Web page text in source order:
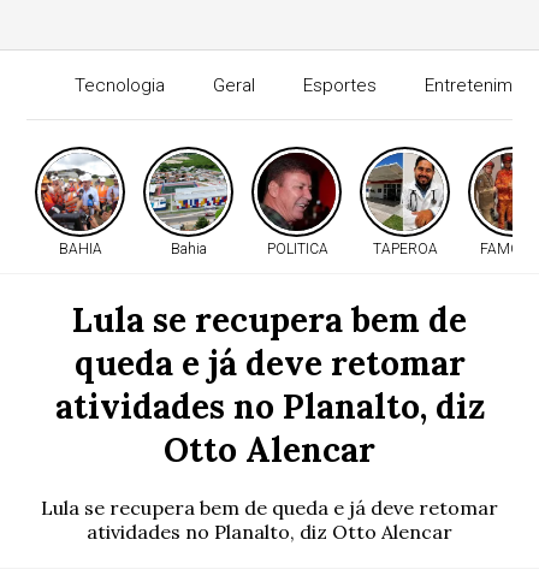
Tecnologia Geral Esportes
BAHIA Bahia POLITICA TAPEROA
Lula se recupera bem de
queda e já deve retomar
atividades no Planalto, diz
Otto Alencar
Lula se recupera bem de queda e já deve retomar
atividades no Planalto, diz Otto Alencar